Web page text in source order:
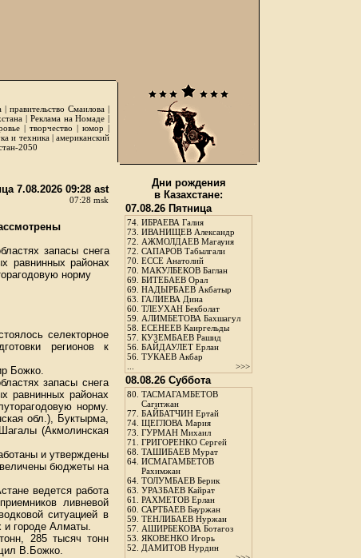
| правительство Смаилова|
| Реклама на Номаде |
| творчество | юмор |
и техника|американский
2050
7.08.2026 09:28 ast
07:28 msk
запасы снега
равнинных районах
норму
селекторное
регионов к
Божко.
запасы снега
равнинных районах
норму.
обл.), Буктырма,
(Акмолинская
и утверждены
бюджеты на
ведется работа
ливневой
ситуацией в
и городе Алматы.
285 тысяч тонн
В.Божко.
Дни рождения
в Казахстане:
07.08.26 Пятница
74. ИБРАЕВА Галия
73. ИВАНИЩЕВ Александр
72. АЖМОЛДАЕВ Магауия
72. САПАРОВ Табылгали
70. ЕССЕ Анатолий
70. МАКУЛБЕКОВ Баглан
69. БИТЕБАЕВ Орал
69. НАДЫРБАЕВ Акбатыр
63. ГАЛИЕВА Дина
60. ТЛЕУХАН Бекболат
59. АЛИМБЕТОВА Бахшагул
58. ЕСЕНЕЕВ Каиргельды
57. КУЗЕМБАЕВ Рашид
56. БАЙДАУЛЕТ Ерлан
56. ТУКАЕВ Акбар
>>>
08.08.26 Суббота
80. ТАСМАГАМБЕТОВ
Сагитжан
77. БАЙБАТЧИН Ертай
74. ЩЕГЛОВА Мария
73. ГУРМАН Михаил
71. ГРИГОРЕНКО Сергей
68. ТАШИБАЕВ Мурат
64. ИСМАГАМБЕТОВ
Рахимжан
64. ТОЛУМБАЕВ Берик
63. УРАЗБАЕВ Кайрат
61. РАХМЕТОВ Ерлан
60. САРТБАЕВ Бауржан
59. ТЕНЛИБАЕВ Нуржан
57. АШИРБЕКОВА Ботагоз
53. ЯКОВЕНКО Игорь
52. ДАМИТОВ Нурдин